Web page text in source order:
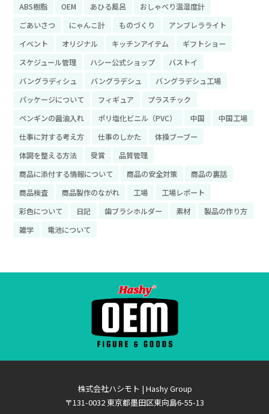
ABS樹脂 OEM あひる風呂
おしゃべり温湿度計
ごあいさつ
にゃんこ計 ものづくり
アンブレラライト
イベント
オリジナル キッチンアイテム
ギフトショー
スケジュール管理
ハシー公式ショップ
バストイ
バングラディシュ
バングラデシュ
バングラデシュ工場
パッケージについて
フィギュア
プラスチック
ペンギンの醤油入れ
ポリ塩化ビニル（PVC） 中国
中国工場
仕事に対する考え方
仕事のしかた
体操ブーブー
体調を整える方法
受賞
品質管理
商品に添付する情報について
商品の安全対策
商品の裏話
商品検査
商品製作のながれ 工場
工場レポート
彩色について
日記 歯ブラシホルダー 素材
製品の作り方
雑学
電池について
株式会社ハシモト | Hashy Group
〒131-0032 東京都墨田区東向島6-55-13